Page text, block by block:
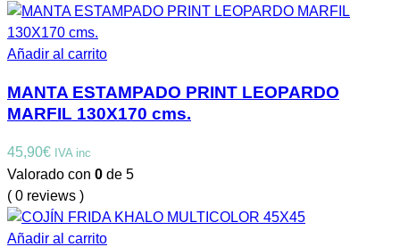
Añadir al carrito
MANTA ESTAMPADO PRINT LEOPARDO
MARFIL 130X170 cms.
45,90€ IVA inc
Valorado con 0 de 5
( 0 reviews )
Añadir al carrito